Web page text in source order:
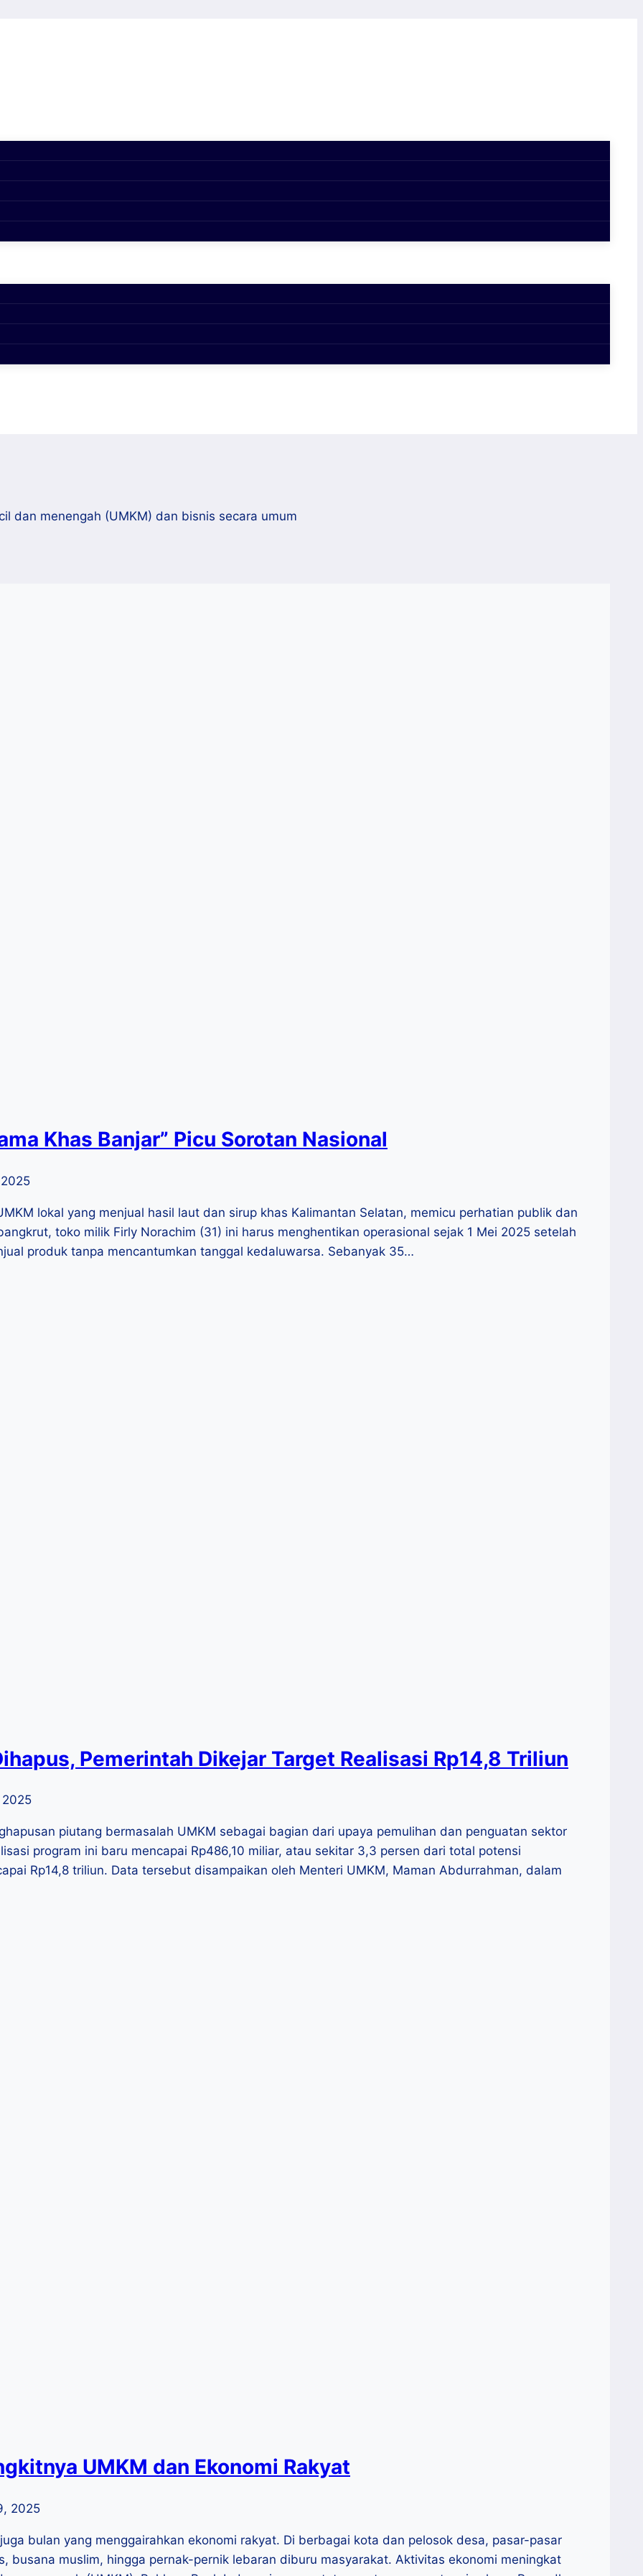
dan menengah (UMKM) dan bisnis secara umum
Khas Banjar” Picu Sorotan Nasional
lokal yang menjual hasil laut dan sirup khas Kalimantan Selatan, memicu perhatian publik dan
toko milik Firly Norachim (31) ini harus menghentikan operasional sejak 1 Mei 2025 setelah
produk tanpa mencantumkan tanggal kedaluwarsa. Sebanyak 35…
Pemerintah Dikejar Target Realisasi Rp14,8 Triliun
piutang bermasalah UMKM sebagai bagian dari upaya pemulihan dan penguatan sektor
program ini baru mencapai Rp486,10 miliar, atau sekitar 3,3 persen dari total potensi
Rp14,8 triliun. Data tersebut disampaikan oleh Menteri UMKM, Maman Abdurrahman, dalam
UMKM dan Ekonomi Rakyat
2025
bulan yang menggairahkan ekonomi rakyat. Di berbagai kota dan pelosok desa, pasar-pasar
busana muslim, hingga pernak-pernik lebaran diburu masyarakat. Aktivitas ekonomi meningkat